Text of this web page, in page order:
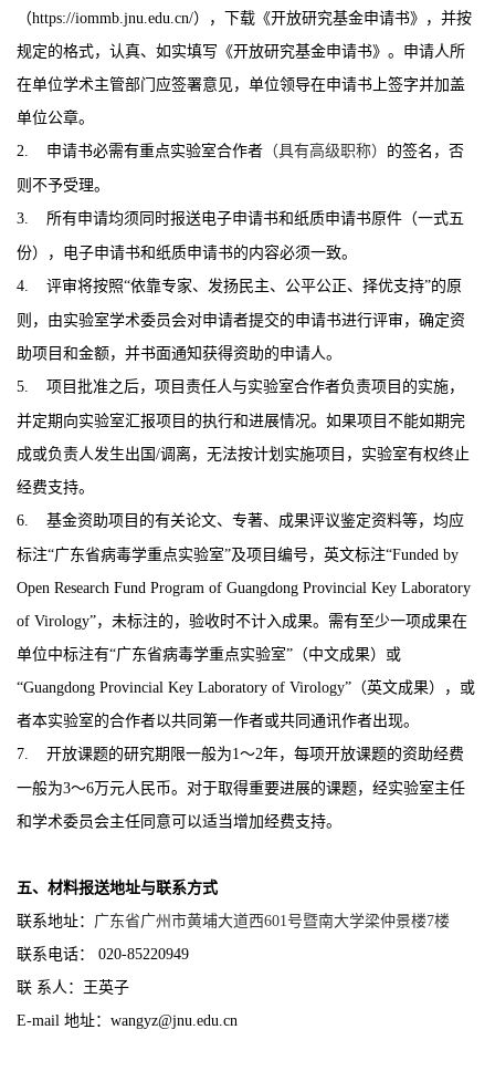
（https://iommb.jnu.edu.cn/），下载《开放研究基金申请书》，并按
规定的格式，认真、如实填写《开放研究基金申请书》。申请人所
在单位学术主管部门应签署意见，单位领导在申请书上签字并加盖
单位公章。
2.
申请书必需有重点实验室合作者 （具有高级职称） 的签名，否
则不予受理。
3.
所有申请均须同时报送电子申请书和纸质申请书原件（一式五
份），电子申请书和纸质申请书的内容必须一致。
4.
评审将按照“依靠专家、发扬民主、公平公正、择优支持”的原
则，由实验室学术委员会对申请者提交的申请书进行评审，确定资
助项目和金额，并书面通知获得资助的申请人。
5.
项目批准之后，项目责任人与实验室合作者负责项目的实施，
并定期向实验室汇报项目的执行和进展情况。如果项目不能如期完
成或负责人发生出国 /调离，无法按计划实施项目，实验室有权终止
经费支持。
6.
基金资助项目的有关论文、专著、成果评议鉴定资料等，均应
标注“广东省病毒学重点实验室”及项目编号，英文标注“Funded by
Open Research Fund Program of Guangdong Provincial Key Laboratory
of Virology”，未标注的，验收时不计入成果。需有至少一项成果在
单位中标注有“广东省病毒学重点实验室” （中文成果）或
“Guangdong Provincial Key Laboratory of Virology” （英文成果），或
者本实验室的合作者以共同第一作者或共同通讯作者出现。
7.
开放课题的研究期限一般为1～2年，每项开放课题的资助经费
一般为3～6万元人民币。对于取得重要进展的课题，经实验室主任
和学术委员会主任同意可以适当增加经费支持。
五、材料报送地址与联系方式
联系地址： 广东省广州市黄埔大道西601号暨南大学梁仲景楼7楼
联系电话：
020-85220949
联 系人：
王英子
E-mail 地址： wangyz@jnu.edu.cn